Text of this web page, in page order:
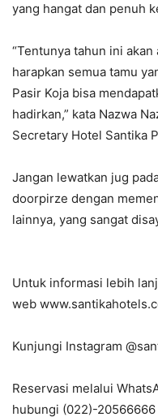
yang hangat dan penuh
“Tentunya tahun ini
harapkan semua tamu
Pasir Koja bisa
hadirkan,” kata Nazwa
Secretary Hotel Santika
Jangan lewatkan jug
doorpirze dengan
lainnya, yang sangat
Untuk informasi lebih
web
Kunjungi Instagram
Reservasi melalui
hubungi (022)-20566666